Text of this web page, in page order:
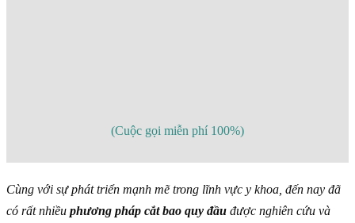
(Cuộc gọi miễn phí 100%)
Cùng với sự phát triển mạnh mẽ trong lĩnh vực y khoa, đến nay đã
có rất nhiều phương pháp cắt bao quy đầu được nghiên cứu và